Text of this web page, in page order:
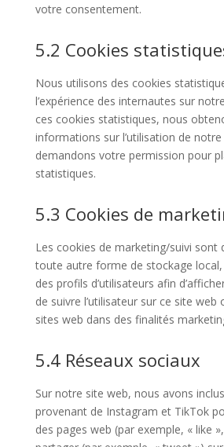
votre consentement.
5.2 Cookies
Nous utilisons des cookies
l’expérience des internautes sur
ces cookies statistiques, nous
informations sur l’utilisation de
demandons votre permission pour
statistiques.
5.3 Cookies de
Les cookies de marketing/suivi sont
toute autre forme de stockage
des profils d’utilisateurs afin
de suivre l’utilisateur sur ce site web
sites web dans des finalités
5.4 Réseaux sociaux
Sur notre site web, nous avons
provenant de Instagram et TikTok
des pages web (par exemple, « like